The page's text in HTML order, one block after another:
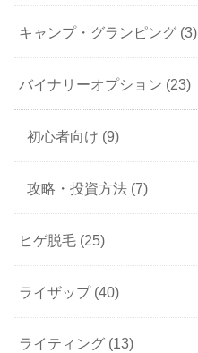
キャンプ・グランピング (3)
バイナリーオプション (23)
初心者向け (9)
攻略・投資方法 (7)
ヒゲ脱毛 (25)
ライザップ (40)
ライティング (13)